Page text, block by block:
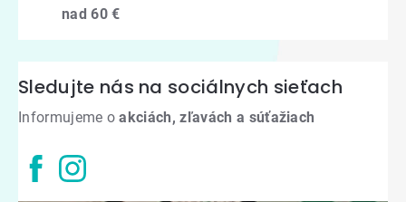
nad 60 €
Sledujte nás na sociálnych sieťach
Informujeme oakciách, zľavách a súťažiach